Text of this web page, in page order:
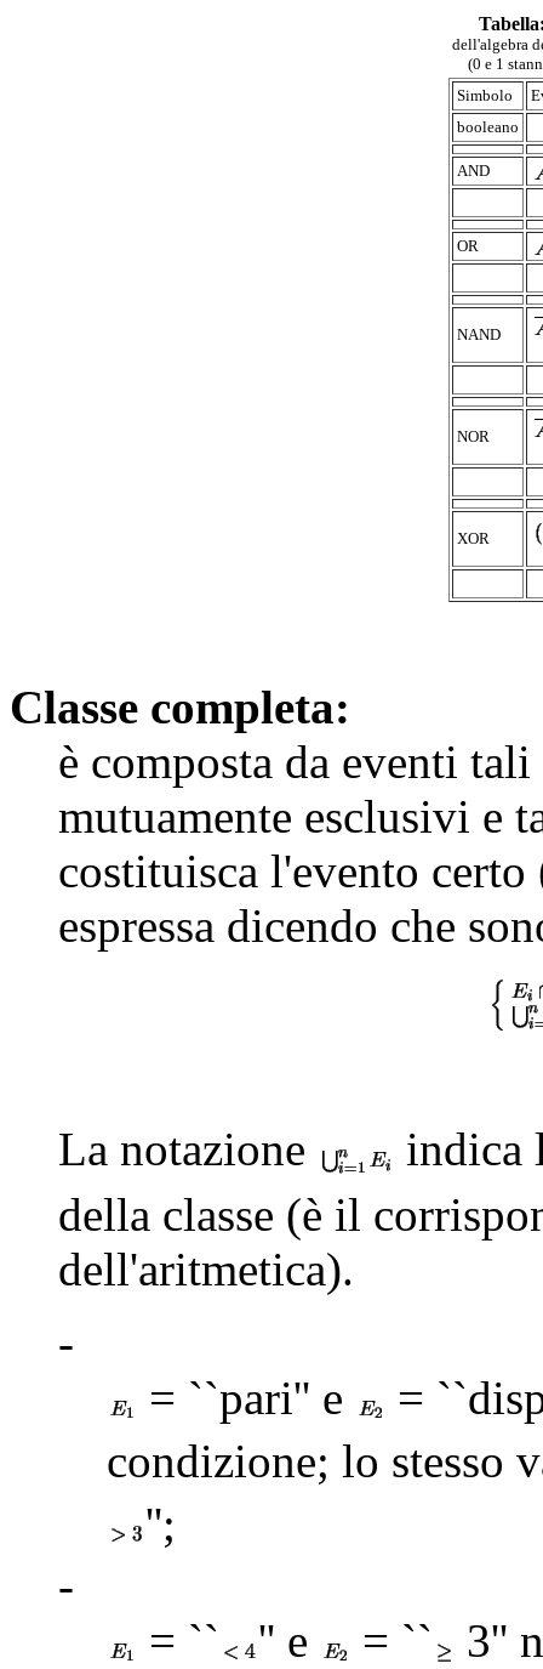
dell'algebra
(0 e 1
Simbolo
booleano
AND
OR
NAND
NOR
XOR
Classe completa:
è composta da eventi tali
mutuamente esclusivi e
costituisca l'evento
espressa dicendo che
La notazione
indica
della classe (è il
dell'aritmetica).
-
= ``pari'' e
=
condizione; lo stesso
'';
-
= ``
'' e = ``
3''